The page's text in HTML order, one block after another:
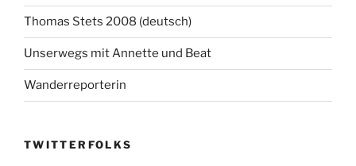
Thomas Stets 2008 (deutsch)
Unserwegs mit Annette und Beat
Wanderreporterin
TWITTERFOLKS